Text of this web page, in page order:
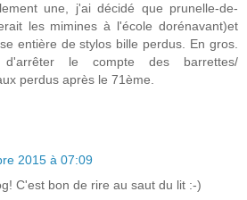
une, j'ai décidé que prunelle-de-
les mimines à l'école dorénavant)et
entière de stylos bille perdus. En gros.
le compte des barrettes/
perdus après le 71ème.
2015 à 07:09
C'est bon de rire au saut du lit :-)